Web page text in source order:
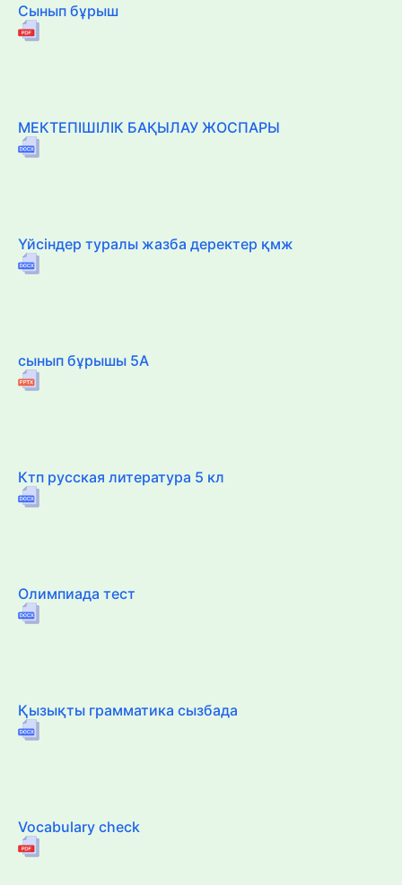
Сынып бұрыш
МЕКТЕПІШІЛІК БАҚЫЛАУ ЖОСПАРЫ
Үйсіндер туралы жазба деректер қмж
сынып бұрышы 5А
Ктп русская литература 5 кл
Олимпиада тест
Қызықты грамматика сызбада
Vocabulary check